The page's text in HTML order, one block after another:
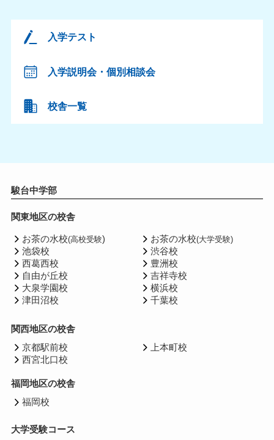
入学テスト
入学説明会・個別相談会
校舎一覧
駿台中学部
関東地区の校舎
お茶の水校(高校受験)
池袋校
西葛西校
自由が丘校
大泉学園校
津田沼校
お茶の水校(大学受験)
渋谷校
豊洲校
吉祥寺校
横浜校
千葉校
関西地区の校舎
京都駅前校
西宮北口校
上本町校
福岡地区の校舎
福岡校
大学受験コース